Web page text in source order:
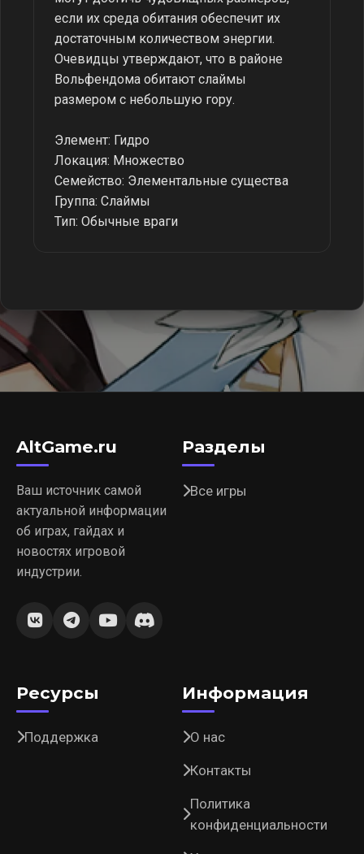
если их среда обитания обеспечит их
достаточным количеством энергии.
Очевидцы утверждают, что в районе
Вольфендома обитают слаймы
размером с небольшую гору.
Элемент: Гидро
Локация: Множество
Семейство: Элементальные существа
Группа: Слаймы
Тип: Обычные враги
AltGame.ru
Ваш источник самой
актуальной информации
об играх, гайдах и
новостях игровой
индустрии.
Разделы
Все игры
Ресурсы
Поддержка
Информация
О нас
Контакты
Политика
конфиденциальности